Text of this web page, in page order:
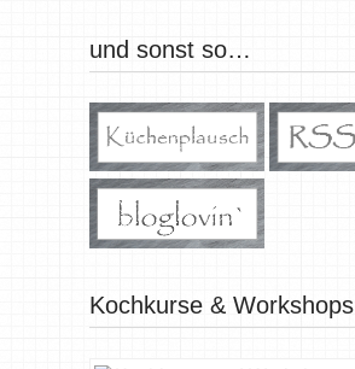
und sonst so…
Kochkurse & Workshops